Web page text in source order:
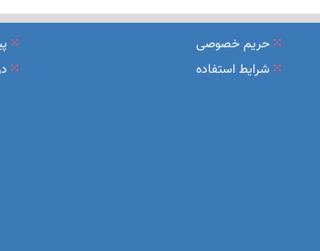
العمر ارس» بین شرکت بیمه باران و گروه صنعتی انتخاب
حریم خصوصی
شرایط استفاده